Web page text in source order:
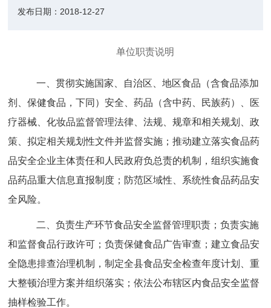
发布日期： 2018-12-27
单位职责说明
一、贯彻实施国家、自治区、地区食品（含食品添加
剂、保健食品，下同）安全、药品（含中药、民族药）、医
疗器械、化妆品监督管理法律、法规、规章和相关规划、政
策、拟定相关规划性文件并监督实施；推动建立落实食品药
品安全企业主体责任和人民政府负总责的机制，组织实施食
品药品重大信息直报制度；防范区域性、系统性食品药品安
全风险。
二、负责生产环节食品安全监督管理职责；负责实施
和监督食品行政许可；负责保健食品广告审查；建立食品安
全隐患排查治理机制，制定全县食品安全检查年度计划、重
大整顿治理方案并组织落实；依法公布辖区内食品安全监督
抽样检验工作。